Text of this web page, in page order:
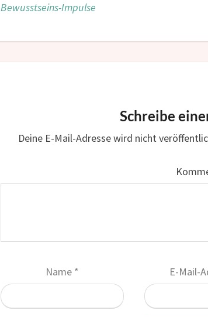
Bewusstseins-Impulse
Schreibe
Deine E-Mail-Adresse wird nicht
Name * E-Mail-